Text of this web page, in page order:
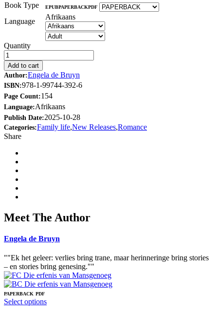
Book Type EPUBPAPERBACKPDF
Language
Afrikaans
Quantity
Add to cart
Author:Engela de Bruyn
ISBN:978-1-99744-392-6
Page Count:154
Publish Date:2025-10-28
Language:Afrikaans
Categories:Family life,New Releases,Romance
Share
Meet The Author
Engela de Bruyn
""Ek het geleer: verlies bring trane, maar herinneringe bring stories
– en stories bring genesing.""
PAPERBACK PDF
Select optionsThis